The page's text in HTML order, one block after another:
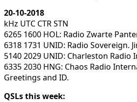
20-10-2018
kHz UTC CTR STN
6265 1600 HOL: Radio Zwarte
6318 1731 UNID: Radio Sovereign.
5140 2029 UNID: Charleston Radio
6335 2030 HNG: Chaos Radio
Greetings and ID.
QSLs this week: